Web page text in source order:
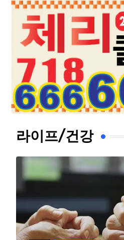
라이프/건강